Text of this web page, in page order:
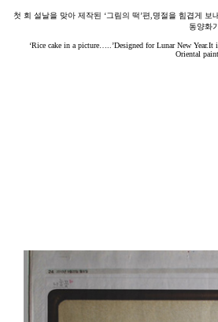
첫 회 설날을 맞아 제작된 ‘그림의 떡’편,명절을 힘겹게
동양화
‘Rice cake in a picture…..’Designed for Lunar New
Oriental